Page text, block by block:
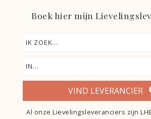
Boek hier mijn
VIND LEVERANCIER
Al onze Lievelingsleveranciers zijn